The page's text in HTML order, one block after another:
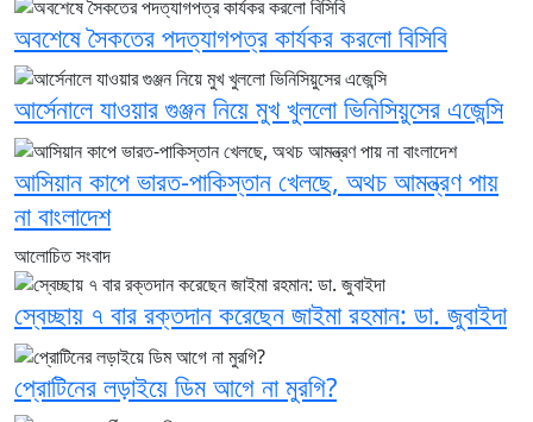
অবশেষে সৈকতের পদত্যাগপত্র কার্যকর করলো বিসিবি
আর্সেনালে যাওয়ার গুঞ্জন নিয়ে মুখ খুললো ভিনিসিয়ুসের এজেন্সি
আসিয়ান কাপে ভারত-পাকিস্তান খেলছে, অথচ আমন্ত্রণ পায়
না বাংলাদেশ
আলোচিত সংবাদ
স্বেচ্ছায় ৭ বার রক্তদান করেছেন জাইমা রহমান: ডা. জুবাইদা
প্রোটিনের লড়াইয়ে ডিম আগে না মুরগি?